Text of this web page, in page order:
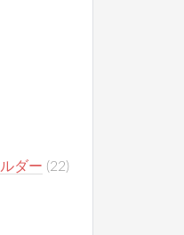
ダー (22)